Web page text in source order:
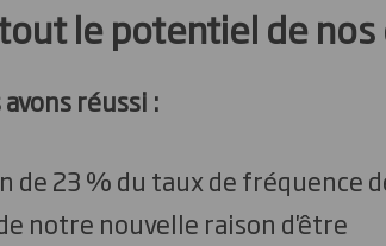
le potentiel de
réussi :
de 23 % du taux de fréquence
notre nouvelle raison d'être